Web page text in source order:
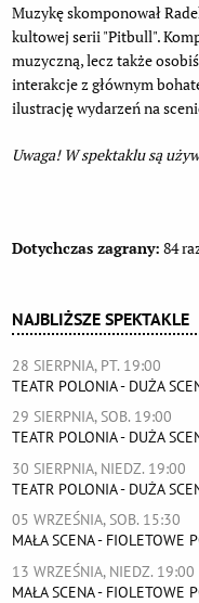
Muzykę skomponował
kultowej serii "Pitbull".
muzyczną, lecz także
interakcje z głównym
ilustrację wydarzeń na
Uwaga! W spektaklu są
Dotychczas zagrany: 84
NAJBLIŻSZE SPEKTAKLE
28 SIERPNIA, PT. 19:00
TEATR POLONIA - DUŻA
29 SIERPNIA, SOB. 19:00
TEATR POLONIA - DUŻA
30 SIERPNIA, NIEDZ. 19:00
TEATR POLONIA - DUŻA
05 WRZEŚNIA, SOB. 15:30
MAŁA SCENA - FIOLETOWE
13 WRZEŚNIA, NIEDZ. 19:00
MAŁA SCENA - FIOLETOWE